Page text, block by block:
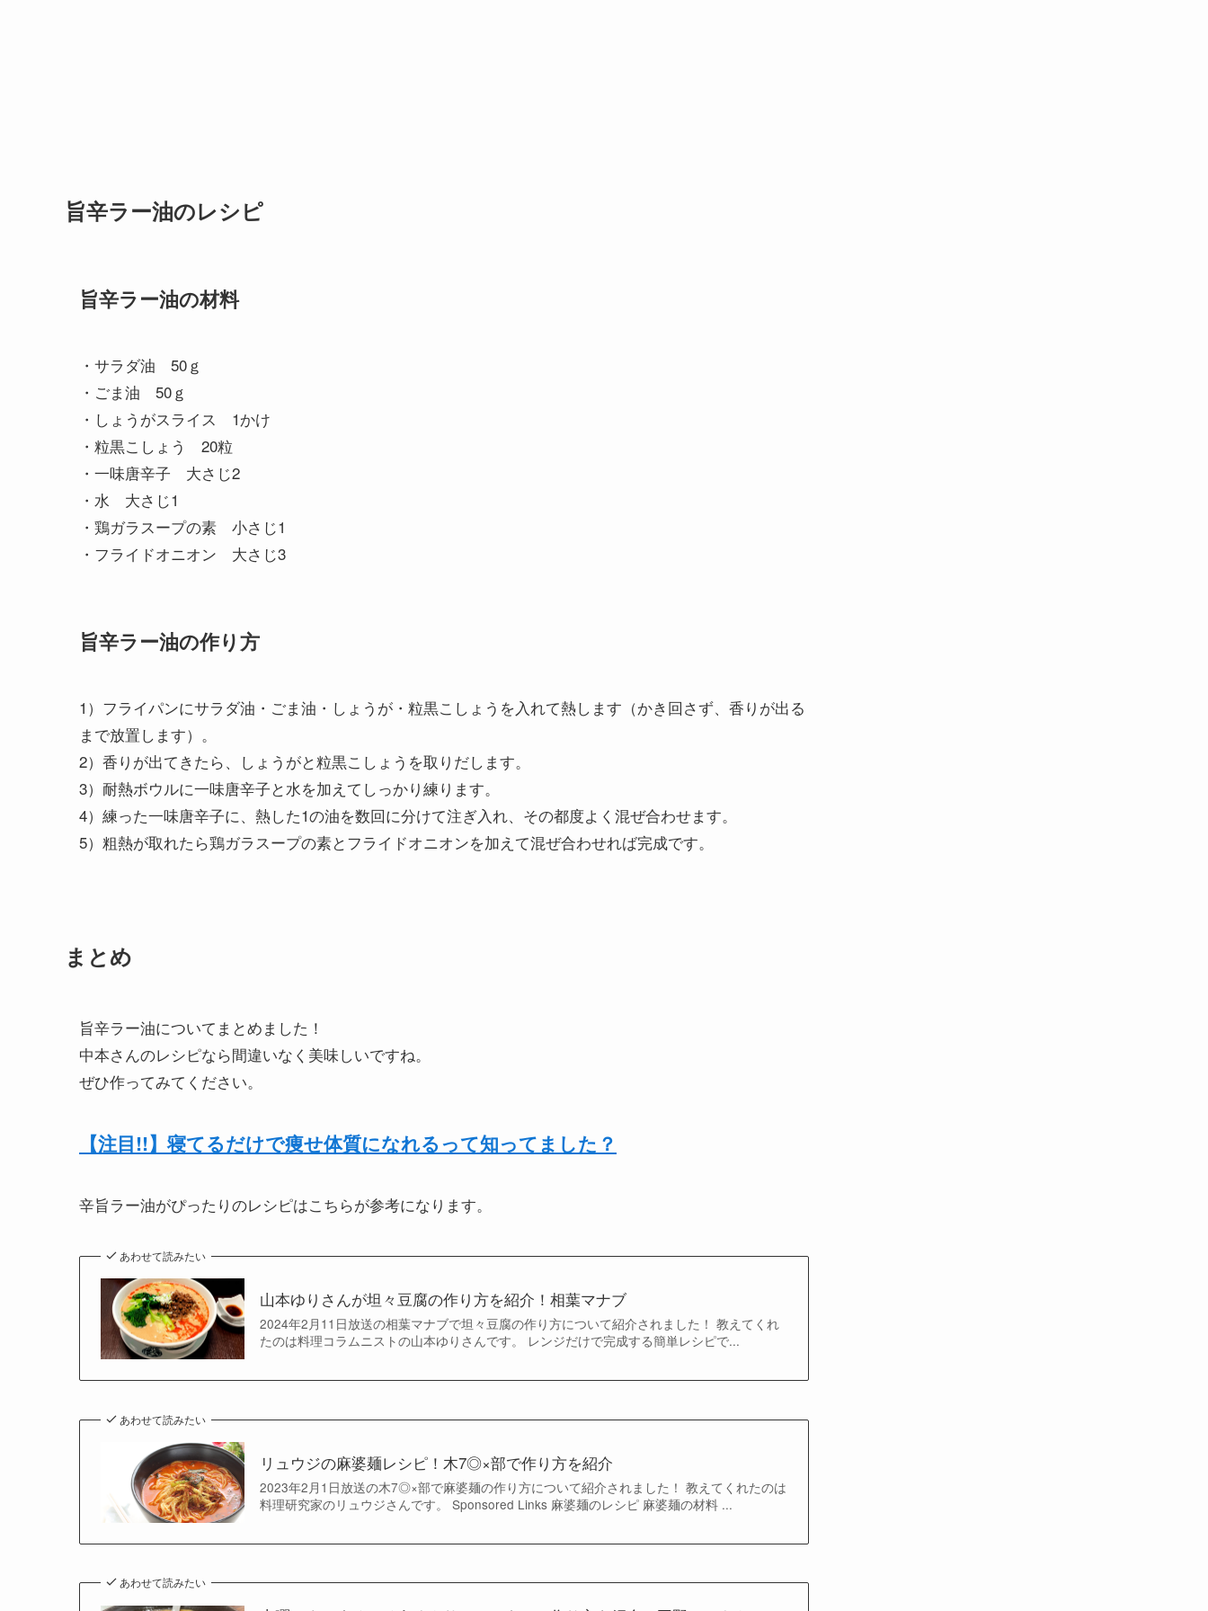
旨辛ラー油のレシピ
旨辛ラー油の材料
・サラダ油 50ｇ
・ごま油 50ｇ
・しょうがスライス 1かけ
・粒黒こしょう 20粒
・一味唐辛子 大さじ2
・水 大さじ1
・鶏ガラスープの素 小さじ1
・フライドオニオン 大さじ3
旨辛ラー油の作り方
1）フライパンにサラダ油・ごま油・しょうが・粒黒こしょうを入れて熱します（かき回さず、香りが出る
まで放置します）。
2）香りが出てきたら、しょうがと粒黒こしょうを取りだします。
3）耐熱ボウルに一味唐辛子と水を加えてしっかり練ります。
4）練った一味唐辛子に、熱した1の油を数回に分けて注ぎ入れ、その都度よく混ぜ合わせます。
5）粗熱が取れたら鶏ガラスープの素とフライドオニオンを加えて混ぜ合わせれば完成です。
まとめ
旨辛ラー油についてまとめました！
中本さんのレシピなら間違いなく美味しいですね。
ぜひ作ってみてください。
【注目!!】寝てるだけで痩せ体質になれるって知ってました？
辛旨ラー油がぴったりのレシピはこちらが参考になります。
あわせて読みたい
山本ゆりさんが坦々豆腐の作り方を紹介！相葉マナブ
2024年2月11日放送の相葉マナブで坦々豆腐の作り方について紹介されました！ 教えてくれ
たのは料理コラムニストの山本ゆりさんです。 レンジだけで完成する簡単レシピで...
あわせて読みたい
リュウジの麻婆麺レシピ！木7◎×部で作り方を紹介
2023年2月1日放送の木7◎×部で麻婆麺の作り方について紹介されました！ 教えてくれたのは
料理研究家のリュウジさんです。 Sponsored Links 麻婆麺のレシピ 麻婆麺の材料 ...
あわせて読みたい